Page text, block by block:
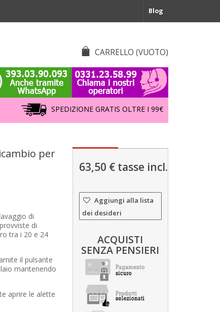
Blog
CARRELLO (VUOTO)
SPEDIZIONE GRATIS OLTRE I 99€
per
di
di
tra i 20 e 24
il pulsante
mantenendo
aprire le alette
63,50 €tasse incl.
Aggiungi alla lista
dei desideri
ACQUISTI
SENZA PENSIERI